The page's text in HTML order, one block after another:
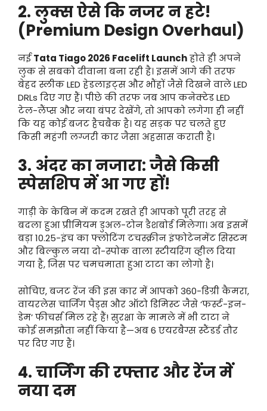
2. लुक्स ऐसे कि नजर न हटे!
(Premium Design Overhaul)
नईTata Tiago 2026 Facelift Launchहोते ही अपने
लुक से सबको दीवाना बना रही है। इसमें आगे की तरफ
बेहद स्लीक LED हेडलाइट्स और भौंहों जैसे दिखने वाले LED
DRLs दिए गए हैं।पीछे की तरफ जब आप कनेक्टेड LED
टेल-लैंप्स और नया बंपर देखेंगे, तो आपको लगेगा ही नहीं
कि यह कोई बजट हैचबैक है। यह सड़क पर चलते हुए
किसी महंगी लग्जरी कार जैसा अहसास कराती है।
3. अंदर का नजारा: जैसे किसी
स्पेसशिप में आ गए हों!
गाड़ी के केबिन में कदम रखते ही आपको पूरी तरह से
बदला हुआ प्रीमियम डुअल-टोन डैशबोर्ड मिलेगा। अब इसमें
बड़ा 10.25-इंच का फ्लोटिंग टचस्क्रीन इंफोटेनमेंट सिस्टम
और बिल्कुल नया दो-स्पोक वाला स्टीयरिंग व्हील दिया
गया है, जिस पर चमचमाता हुआ टाटा का लोगो है।
सोचिए, बजट रेंज की इस कार में आपको 360-डिग्री कैमरा,
वायरलेस चार्जिंग पैड्स और ऑटो डिमिस्ट जैसे ‘फर्स्ट-इन-
डेम’ फीचर्स मिल रहे हैं! सुरक्षा के मामले में भी टाटा ने
कोई समझौता नहीं किया है—अब 6 एयरबैग्स स्टैंडर्ड तौर
पर दिए गए हैं।
4. चार्जिंग की रफ्तार और रेंज में
नया दम